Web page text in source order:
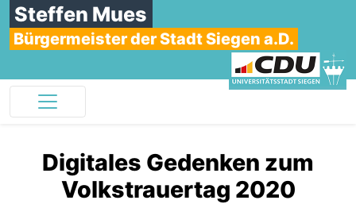
Steffen Mues
Bürgermeister der Stadt Siegen a.D.
Digitales Gedenken zum
Volkstrauertag 2020